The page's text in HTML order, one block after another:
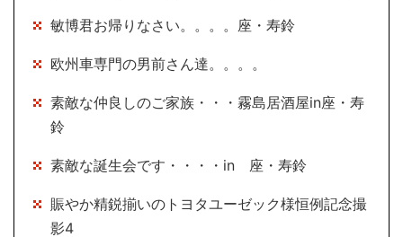
敏博君お帰りなさい。。。。座・寿鈴
欧州車専門の男前さん達。。。。
素敵な仲良しのご家族・・・霧島居酒屋in座・寿
鈴
素敵な誕生会です・・・・in 座・寿鈴
賑やか精鋭揃いのトヨタユーゼック様恒例記念撮
影4